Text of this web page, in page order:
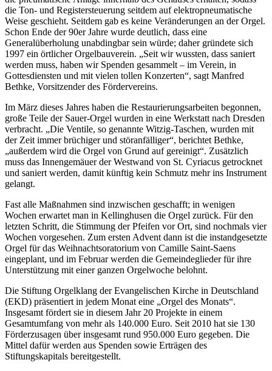
die Ton- und Registersteuerung seitdem auf elektropneumatische
Weise geschieht. Seitdem gab es keine Veränderungen an der Orgel.
Schon Ende der 90er Jahre wurde deutlich, dass eine
Generalüberholung unabdingbar sein würde; daher gründete sich
1997 ein örtlicher Orgelbauverein. „Seit wir wussten, dass saniert
werden muss, haben wir Spenden gesammelt – im Verein, in
Gottesdiensten und mit vielen tollen Konzerten“, sagt Manfred
Bethke, Vorsitzender des Fördervereins.
Im März dieses Jahres haben die Restaurierungsarbeiten begonnen,
große Teile der Sauer-Orgel wurden in eine Werkstatt nach Dresden
verbracht. „Die Ventile, so genannte Witzig-Taschen, wurden mit
der Zeit immer brüchiger und störanfälliger“, berichtet Bethke,
„außerdem wird die Orgel von Grund auf gereinigt“. Zusätzlich
muss das Innengemäuer der Westwand von St. Cyriacus getrocknet
und saniert werden, damit künftig kein Schmutz mehr ins Instrument
gelangt.
Fast alle Maßnahmen sind inzwischen geschafft; in wenigen
Wochen erwartet man in Kellinghusen die Orgel zurück. Für den
letzten Schritt, die Stimmung der Pfeifen vor Ort, sind nochmals vier
Wochen vorgesehen. Zum ersten Advent dann ist die instandgesetzte
Orgel für das Weihnachtsoratorium von Camille Saint-Saens
eingeplant, und im Februar werden die Gemeindeglieder für ihre
Unterstützung mit einer ganzen Orgelwoche belohnt.
Die Stiftung Orgelklang der Evangelischen Kirche in Deutschland
(EKD) präsentiert in jedem Monat eine „Orgel des Monats“.
Insgesamt fördert sie in diesem Jahr 20 Projekte in einem
Gesamtumfang von mehr als 140.000 Euro. Seit 2010 hat sie 130
Förderzusagen über insgesamt rund 950.000 Euro gegeben. Die
Mittel dafür werden aus Spenden sowie Erträgen des
Stiftungskapitals bereitgestellt.